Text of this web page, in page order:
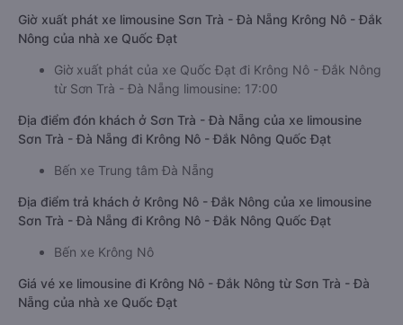
Giờ xuất phát xe limousine Sơn Trà - Đà Nẵng Krông Nô - Đắk
Nông của nhà xe Quốc Đạt
Giờ xuất phát của xe Quốc Đạt đi Krông Nô - Đắk Nông
từ Sơn Trà - Đà Nẵng limousine: 17:00
Địa điểm đón khách ở Sơn Trà - Đà Nẵng của xe limousine
Sơn Trà - Đà Nẵng đi Krông Nô - Đắk Nông Quốc Đạt
Bến xe Trung tâm Đà Nẵng
Địa điểm trả khách ở Krông Nô - Đắk Nông của xe limousine
Sơn Trà - Đà Nẵng đi Krông Nô - Đắk Nông Quốc Đạt
Bến xe Krông Nô
Giá vé xe limousine đi Krông Nô - Đắk Nông từ Sơn Trà - Đà
Nẵng của nhà xe Quốc Đạt